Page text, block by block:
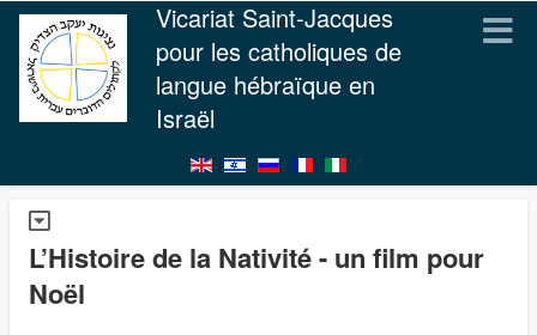
Vicariat Saint-Jacques
pour les catholiques de
langue hébraïque en
Israël
L’Histoire de la Nativité - un film pour
Noël